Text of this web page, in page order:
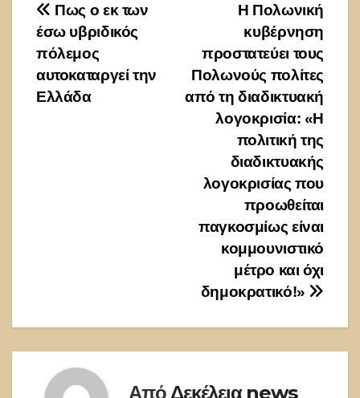
Πλοήγηση
άρθρων
Η Πολωνική
κυβέρνηση
προστατεύει τους
Πολωνούς πολίτες
από τη διαδικτυακή
λογοκρισία: «Η
πολιτική της
διαδικτυακής
λογοκρισίας που
προωθείται
παγκοσμίως είναι
κομμουνιστικό
μέτρο και όχι
δημοκρατικό!»
Πως ο εκ των
έσω υβριδικός
πόλεμος
αυτοκαταργεί την
Ελλάδα
Από Δεκέλεια news